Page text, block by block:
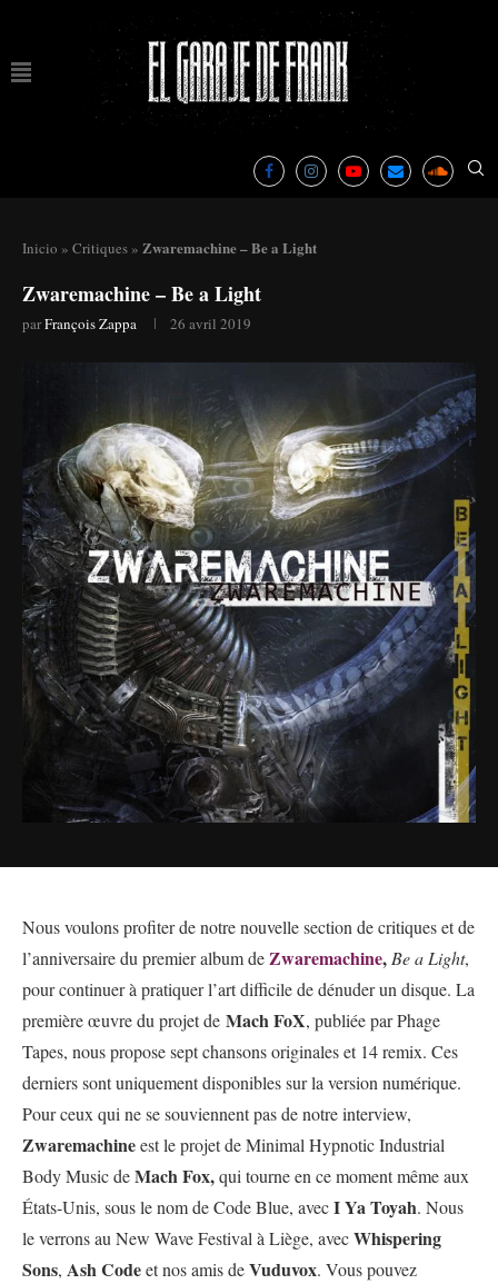
Inicio » Critiques » Zwaremachine – Be a Light
Zwaremachine – Be a Light
parFrançois Zappa 26 avril 2019
Nous voulons profiter de notre nouvelle section de critiques et de
l’anniversaire du premier album deZwaremachine,Be a Light,
pour continuer à pratiquer l’art difficile de dénuder un disque. La
première œuvre du projet de Mach FoX, publiée par Phage
Tapes, nous propose sept chansons originales et 14 remix. Ces
derniers sont uniquement disponibles sur la version numérique.
Pour ceux qui ne se souviennent pas de notre interview,
Zwaremachineest le projet de Minimal Hypnotic Industrial
Body Music deMach Fox,qui tourne en ce moment même aux
États-Unis, sous le nom de Code Blue, avecI Ya Toyah. Nous
le verrons au New Wave Festival à Liège, avecWhispering
Sons, Ash Codeet nos amis deVuduvox. Vous pouvez